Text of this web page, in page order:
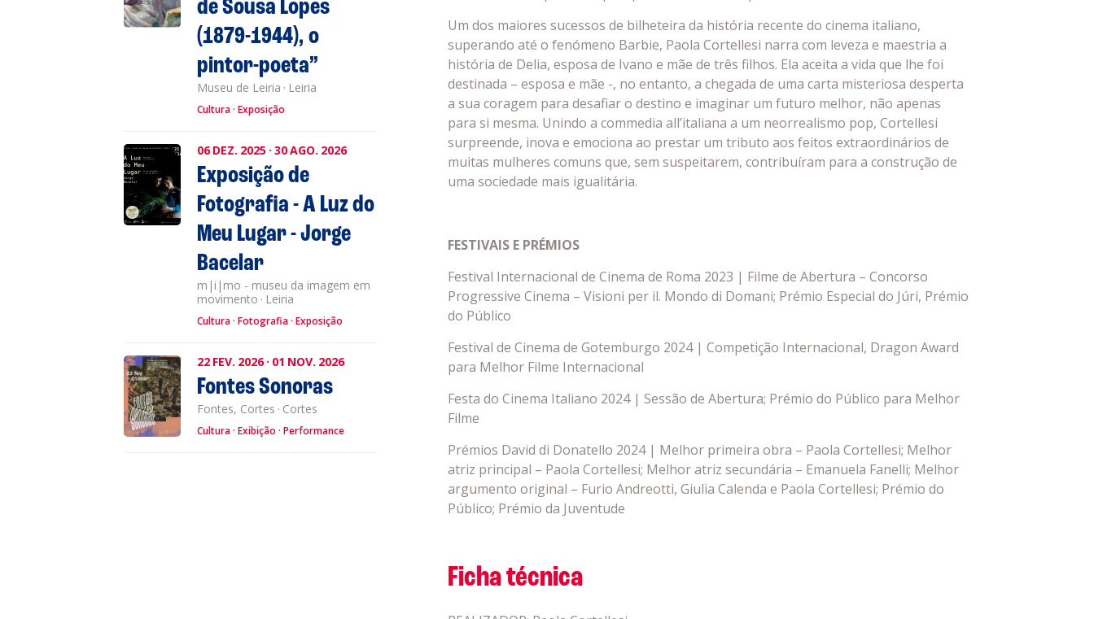
Um dos maiores sucessos de bilheteira da história recente do cinema italiano,
superando até o fenómeno Barbie, Paola Cortellesi narra com leveza e maestria a
história de Delia, esposa de Ivano e mãe de três filhos. Ela aceita a vida que lhe foi
destinada – esposa e mãe -, no entanto, a chegada de uma carta misteriosa desperta
a sua coragem para desafiar o destino e imaginar um futuro melhor, não apenas
para si mesma. Unindo a commedia all’italiana a um neorrealismo pop, Cortellesi
surpreende, inova e emociona ao prestar um tributo aos feitos extraordinários de
muitas mulheres comuns que, sem suspeitarem, contribuíram para a construção de
uma sociedade mais igualitária.
FESTIVAIS E PRÉMIOS
Festival Internacional de Cinema de Roma 2023 | Filme de Abertura – Concorso
Progressive Cinema – Visioni per il. Mondo di Domani; Prémio Especial do Júri, Prémio
do Público
Festival de Cinema de Gotemburgo 2024 | Competição Internacional, Dragon Award
para Melhor Filme Internacional
Festa do Cinema Italiano 2024 | Sessão de Abertura; Prémio do Público para Melhor
Filme
Prémios David di Donatello 2024 | Melhor primeira obra – Paola Cortellesi; Melhor
atriz principal – Paola Cortellesi; Melhor atriz secundária – Emanuela Fanelli; Melhor
argumento original – Furio Andreotti, Giulia Calenda e Paola Cortellesi; Prémio do
Público; Prémio da Juventude
Ficha técnica
de Sousa Lopes
(1879-1944), o
pintor-poeta”
Museu de Leiria · Leiria
Cultura Exposição
06DEZ. 2025 · 30AGO. 2026
Exposição de
Fotografia - A Luz do
Meu Lugar - Jorge
Bacelar
m|i|mo - museu da imagem em
movimento · Leiria
Cultura Fotografia Exposição
22 FEV. 2026· 01 NOV. 2026
Fontes Sonoras
Fontes, Cortes · Cortes
Cultura Exibição Performance